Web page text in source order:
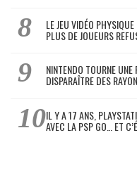
LE JEU VIDÉO
PLUS DE JOUEURS
NINTENDO TOURNE
DISPARAÎTRE DES
IL Y A 17 ANS,
AVEC LA PSP GO… ET